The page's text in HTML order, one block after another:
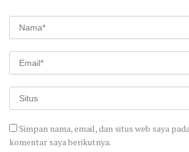
Simpan nama, email, dan situs web saya
komentar saya berikutnya.